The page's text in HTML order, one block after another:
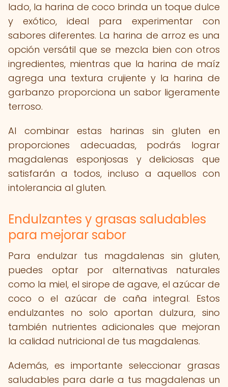
lado, la harina de coco brinda un toque dulce
y exótico, ideal para experimentar con
sabores diferentes. La harina de arroz es una
opción versátil que se mezcla bien con otros
ingredientes, mientras que la harina de maíz
agrega una textura crujiente y la harina de
garbanzo proporciona un sabor ligeramente
terroso.
Al combinar estas harinas sin gluten en
proporciones adecuadas, podrás lograr
magdalenas esponjosas y deliciosas que
satisfarán a todos, incluso a aquellos con
intolerancia al gluten.
Endulzantes y grasas saludables
para mejorar sabor
Para endulzar tus magdalenas sin gluten,
puedes optar por alternativas naturales
como la miel, el sirope de agave, el azúcar de
coco o el azúcar de caña integral. Estos
endulzantes no solo aportan dulzura, sino
también nutrientes adicionales que mejoran
la calidad nutricional de tus magdalenas.
Además, es importante seleccionar grasas
saludables para darle a tus magdalenas un